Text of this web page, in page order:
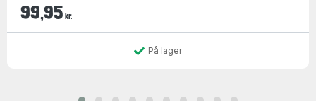
99,95 kr.
På lager